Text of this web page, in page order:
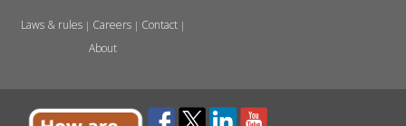
Laws & rules| Careers| Contact|
About